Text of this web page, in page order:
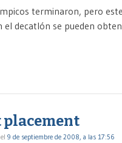
terminaron, pero
el decatlón se pueden
el 9 de septiembre de 2008, a las 17:56